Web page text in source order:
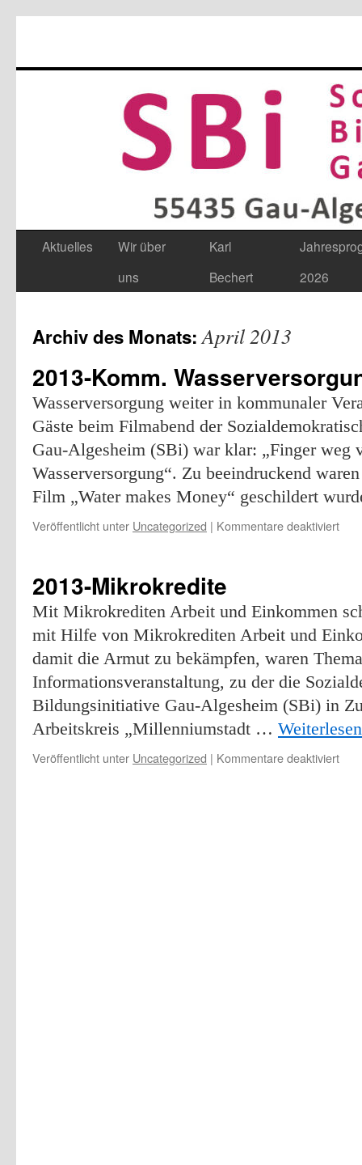
Zum
Aktuelles
Wir über
uns
Karl
Bechert
2026
Archiv des Monats:April 2013
2013-Komm.
Wasserversorgung weiter in kommunaler
Gäste beim Filmabend der
Gau-Algesheim (SBi) war klar: „Finger weg
Wasserversorgung“. Zu beeindruckend
Film „Water makes Money“ geschildert
Veröffentlicht unter Uncategorized | Kommentare deaktiviertfür
2013-Mikrokredite
Mit Mikrokrediten Arbeit und Einkommen
mit Hilfe von Mikrokrediten Arbeit und
damit die Armut zu bekämpfen, waren
Informationsveranstaltung, zu der die
Bildungsinitiative Gau-Algesheim (SBi) in
Arbeitskreis „Millenniumstadt …
Veröffentlicht unter Uncategorized | Kommentare deaktiviertfür